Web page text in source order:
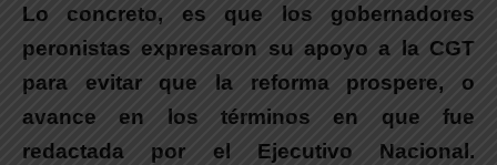
Lo concreto, es que los gobernadores
peronistas expresaron su apoyo a la CGT
para evitar que la reforma prospere, o
avance en los términos en que fue
redactada por el Ejecutivo Nacional.